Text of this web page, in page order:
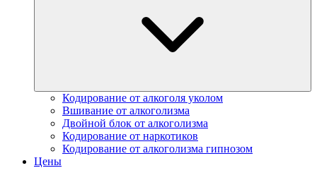
Кодирование от алкоголя уколом
Вшивание от алкоголизма
Двойной блок от алкоголизма
Кодирование от наркотиков
Кодирование от алкоголизма гипнозом
Цены